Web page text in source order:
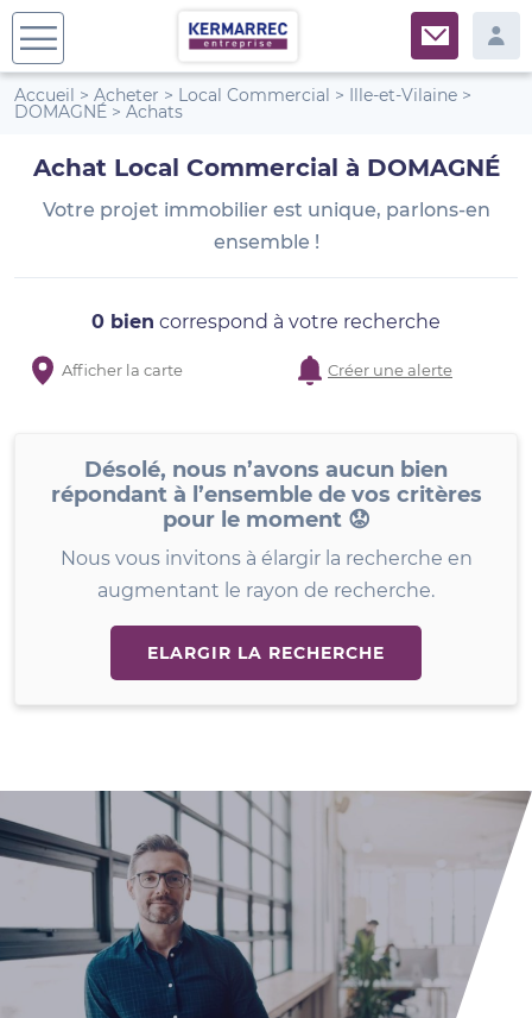
Accueil > Acheter > Local Commercial > Ille-et-Vilaine >
DOMAGNÉ > Achats
Achat Local Commercial à DOMAGNÉ
Votre projet immobilier est unique, parlons-en
ensemble !
0 bien correspond à votre recherche
Afficher la carte Créer une alerte
Désolé, nous n’avons aucun bien
répondant à l’ensemble de vos critères
pour le moment 😟
Nous vous invitons à élargir la recherche en
augmentant le rayon de recherche.
ELARGIR LA RECHERCHE